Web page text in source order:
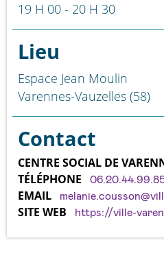
19 H 00 - 20 H 30
Lieu
Espace Jean Moulin
Varennes-Vauzelles (58)
Contact
CENTRE SOCIAL DE
TÉLÉPHONE
EMAIL
SITE WEB https://ville-